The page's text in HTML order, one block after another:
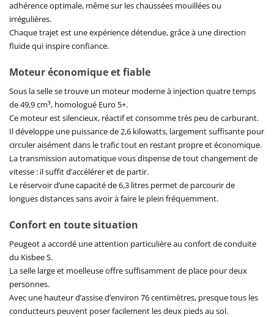
adhérence optimale, même sur les chaussées mouillées ou
irrégulières.
Chaque trajet est une expérience détendue, grâce à une direction
fluide qui inspire confiance.
Moteur économique et fiable
Sous la selle se trouve un moteur moderne à injection quatre temps
de 49,9 cm³, homologué Euro 5+.
Ce moteur est silencieux, réactif et consomme très peu de carburant.
Il développe une puissance de 2,6 kilowatts, largement suffisante pour
circuler aisément dans le trafic tout en restant propre et économique.
La transmission automatique vous dispense de tout changement de
vitesse : il suffit d’accélérer et de partir.
Le réservoir d’une capacité de 6,3 litres permet de parcourir de
longues distances sans avoir à faire le plein fréquemment.
Confort en toute situation
Peugeot a accordé une attention particulière au confort de conduite
du Kisbee S.
La selle large et moelleuse offre suffisamment de place pour deux
personnes.
Avec une hauteur d’assise d’environ 76 centimètres, presque tous les
conducteurs peuvent poser facilement les deux pieds au sol.